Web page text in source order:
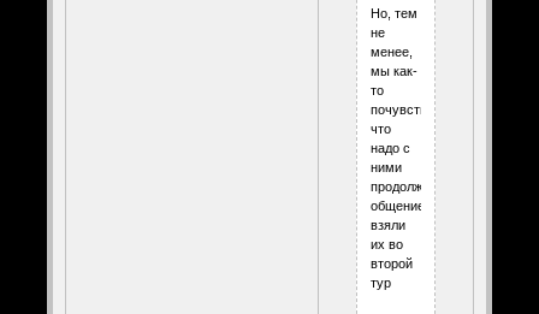
Но, тем
не
менее,
мы как-
то
почувствовали,
что
надо с
ними
продолжить
общение,
взяли
их во
второй
тур